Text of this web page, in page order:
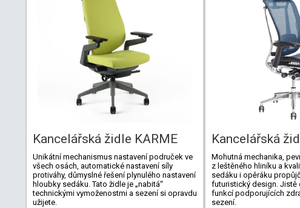
Kancelářská židle KARME
Unikátní mechanismus nastavení područek ve
všech osách, automatické nastavení síly
protiváhy, důmyslné řešení plynulého nastavení
hloubky sedáku. Tato židle je „nabitá“
technickými vymoženostmi a sezení si opravdu
užijete.
Kancelářská
Mohutná mechanika,
z leštěného hliníku a
sedáku i opěráku
futuristický design. Jistě
funkcí podporujících
sezení.